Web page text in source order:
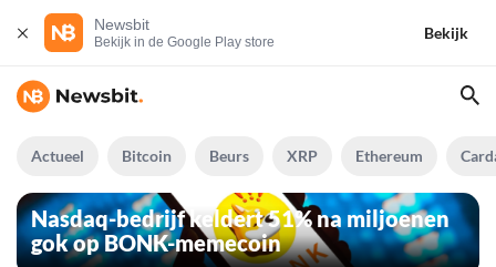
Newsbit
Bekijk in de Google Play store
Bekijk
Actueel Bitcoin Beurs XRP Ethereum
Nasdaq-bedrijf keldert 51% na miljoenen
gok op BONK-memecoin